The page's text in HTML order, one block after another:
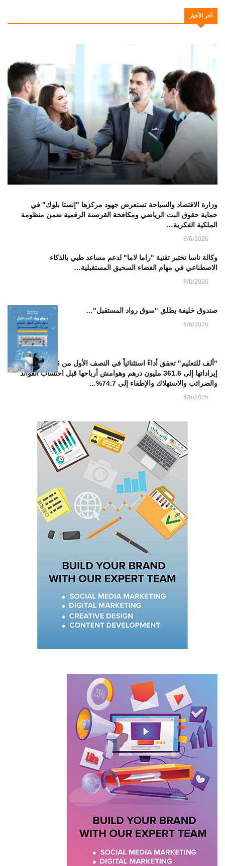
آخر الأخبار
وزارة الاقتصاد والسياحة تستعرض جهود مركزها "إنستا بلوك" في
حماية حقوق البث الرياضي ومكافحة القرصنة الرقمية ضمن منظومة
الملكية الفكرية…
8/6/2026
وكالة ناسا تختبر تقنية "راما لاما" لدعم مساعد طبي بالذكاء
الاصطناعي في مهام الفضاء السحيق المستقبلية…
8/6/2026
صندوق خليفة يطلق "سوق رواد المستقبل"…
8/6/2026
"ألف للتعليم" تحقق أداءً استثنائياً في النصف الأول من 2026 بوصول
إيراداتها إلى 361.6 مليون درهم وهوامش أرباحها قبل احتساب الفوائد
والضرائب والاستهلاك والإطفاء إلى 74.7%…
8/6/2026